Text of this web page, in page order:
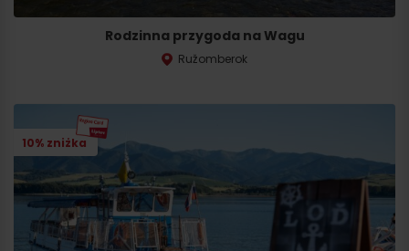
Rodzinna przygoda na Wagu
Ružomberok
10% zniżka